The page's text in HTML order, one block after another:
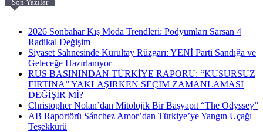
Son Yazılar
2026 Sonbahar Kış Moda Trendleri: Podyumları Sarsan 4
Radikal Değişim
Siyaset Sahnesinde Kurultay Rüzgarı: YENİ Parti Sandığa ve
Geleceğe Hazırlanıyor
RUS BASININDAN TÜRKİYE RAPORU: “KUSURSUZ
FIRTINA” YAKLAŞIRKEN SEÇİM ZAMANLAMASI
DEĞİŞİR Mİ?
Christopher Nolan’dan Mitolojik Bir Başyapıt “The Odyssey”
AB Raportörü Sánchez Amor’dan Türkiye’ye Yangın Uçağı
Teşekkürü